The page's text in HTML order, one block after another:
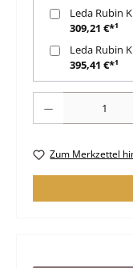
Leda Rubin
309,21 €*¹
Leda Rubin
395,41 €*¹
Zum Merkzettel